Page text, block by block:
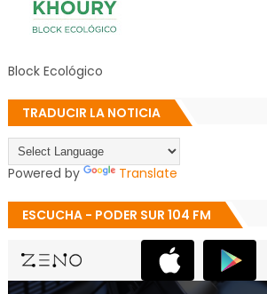
Block Ecológico
TRADUCIR LA NOTICIA
Powered by Translate
ESCUCHA - PODER SUR 104 FM